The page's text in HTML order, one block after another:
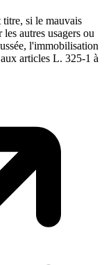
si le mauvais
autres usagers ou
l'immobilisation
articles L. 325-1 à